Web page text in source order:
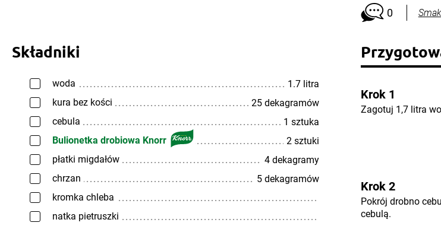
0
Składniki
woda
1.7 litra
kura bez kości
25 dekagramów
cebula
1 sztuka
Bulionetka drobiowa Knorr
2 sztuki
płatki migdałów
4 dekagramy
chrzan
5 dekagramów
kromka chleba
natka pietruszki
Krok 1
Zagotuj 1,7 litra
Krok 2
Pokrój drobno
cebulą.